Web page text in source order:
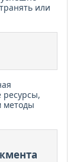
или
методы